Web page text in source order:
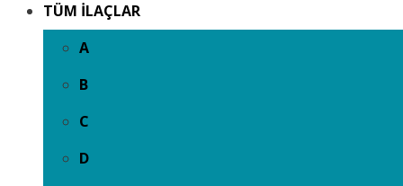
TÜM İLAÇLAR
A
B
C
D